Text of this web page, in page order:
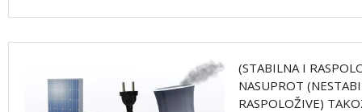
(STABILNA I
NASUPROT
RASPOLOŽIVE)